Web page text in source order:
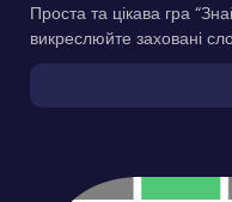
Проста та цікава гра
викреслюйте заховані